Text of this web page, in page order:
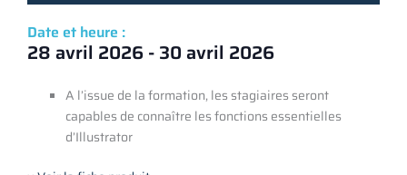
Date et heure :
28 avril 2026-30 avril 2026
A l’issue de la formation, les stagiaires seront
capables de connaître les fonctions essentielles
d’Illustrator